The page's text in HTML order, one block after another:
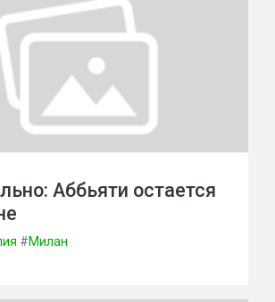
Аббьяти остается
#Милан